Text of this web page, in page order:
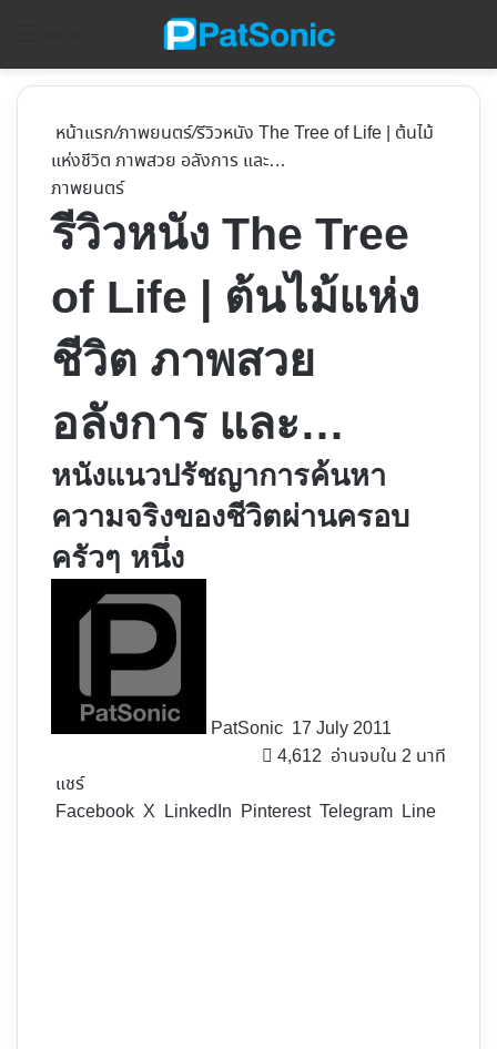
หน้าแรก/ภาพยนตร์/รีวิวหนัง The Tree of Life | ต้นไม้
แห่งชีวิต ภาพสวย อลังการ และ…
ภาพยนตร์
รีวิวหนัง The Tree
of Life | ต้นไม้แห่ง
ชีวิต ภาพสวย
อลังการ และ…
หนังแนวปรัชญาการค้นหา
ความจริงของชีวิตผ่านครอบ
ครัวๆ หนึ่ง
PatSonic 17 July 2011
4,612 อ่านจบใน 2 นาที
แชร์
Facebook X LinkedIn Pinterest Telegram Line